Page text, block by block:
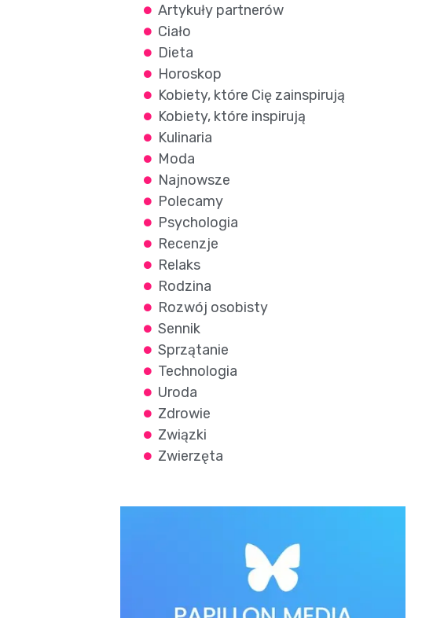
Artykuły partnerów
Ciało
Dieta
Horoskop
Kobiety, które Cię zainspirują
Kobiety, które inspirują
Kulinaria
Moda
Najnowsze
Polecamy
Psychologia
Recenzje
Relaks
Rodzina
Rozwój osobisty
Sennik
Sprzątanie
Technologia
Uroda
Zdrowie
Związki
Zwierzęta